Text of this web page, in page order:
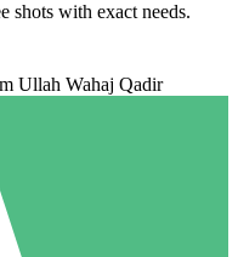
shots with exact needs.
Ullah Wahaj Qadir